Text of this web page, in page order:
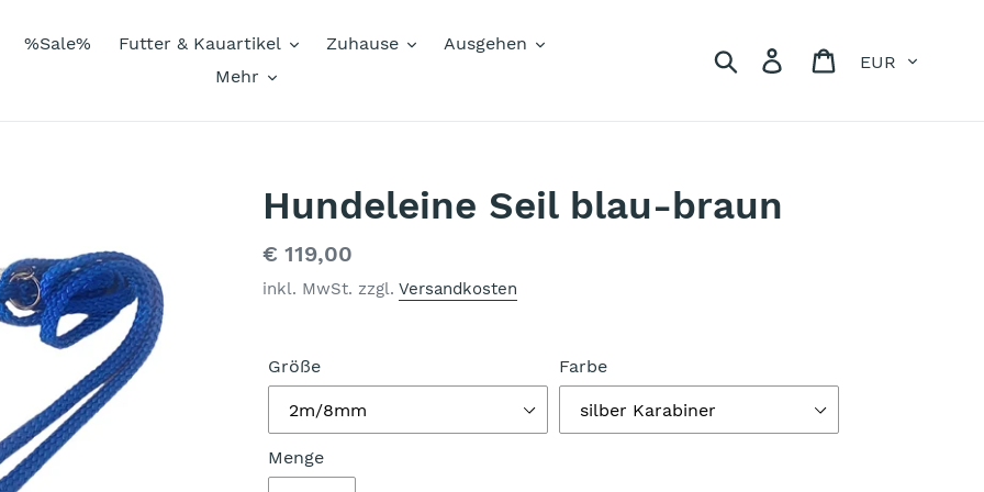
%Sale% Futter & Kauartikel Zuhause
Ausgehen
Mehr
SuchenEinloggenWarenkorb
Hundeleine Seil blau-braun
Normaler
Preis
€ 119,00
inkl. MwSt. zzgl. Versandkosten
Größe Farbe
Menge